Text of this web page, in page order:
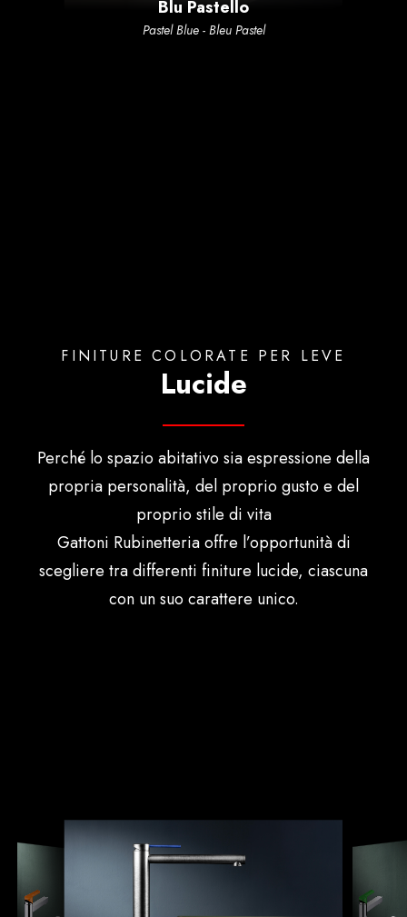
Blu Pastello
Pastel Blue - Bleu Pastel
FINITURE COLORATE PER LEVE
Lucide
Perché lo spazio abitativo sia espressione della
propria personalità, del proprio gusto e del
proprio stile di vita
Gattoni Rubinetteria offre l’opportunità di
scegliere tra differenti finiture lucide, ciascuna
con un suo carattere unico.